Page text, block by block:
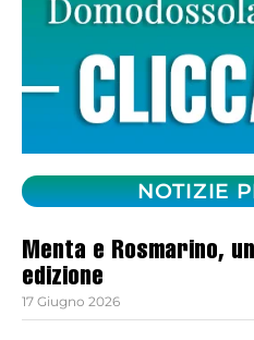
NOTIZIE
Menta e Rosmarino,
edizione
17 Giugno 2026